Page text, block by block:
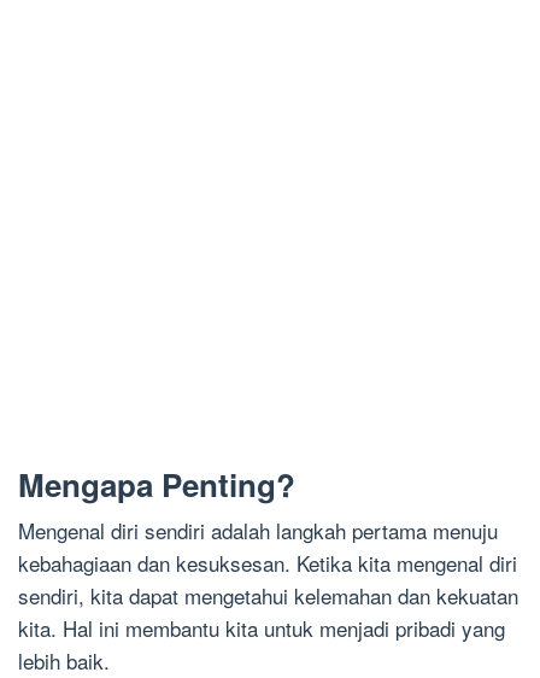
Mengapa Penting?
Mengenal diri sendiri adalah langkah pertama menuju
kebahagiaan dan kesuksesan. Ketika kita mengenal diri
sendiri, kita dapat mengetahui kelemahan dan kekuatan
kita. Hal ini membantu kita untuk menjadi pribadi yang
lebih baik.